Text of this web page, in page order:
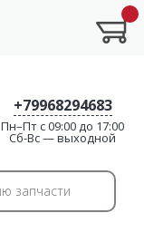
+79968294683
Пн–Пт с 09:00 до 17:00
Cб-Вс — выходной